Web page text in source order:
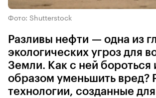
Фото: Shutterstock
Разливы нефти — одна из
экологических угроз для
Земли. Как с ней бороться
образом уменьшить вред?
технологии, созданные